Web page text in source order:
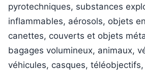
pyrotechniques, substances
inflammables, aérosols, objets
canettes, couverts et objets
bagages volumineux, animaux,
véhicules, casques,